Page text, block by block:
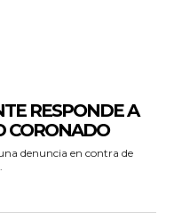
RESPONDE A
CORONADO
denuncia en contra de